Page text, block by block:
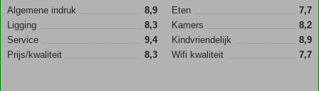
Algemene indruk
8,9
Ligging
8,3
Service
9,4
Prijs/kwaliteit
8,3
Eten
7,7
Kamers
8,2
Kindvriendelijk
8,9
Wifi kwaliteit
7,7